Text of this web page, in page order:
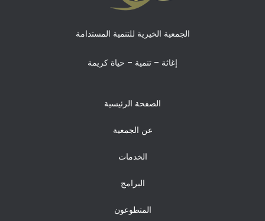
الجمعية الخيرية للتنمية المستدامة
إغاثة – تنمية – حياة كريمة
الصفحة الرئيسية
عن الجمعية
الخدمات
البرامج
المتطوعون